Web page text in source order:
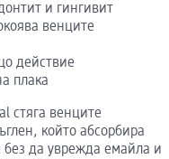
и гингивит
венците
действие
плака
стяга венците
който абсорбира
без да уврежда емайла и